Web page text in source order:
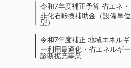
令和7年度補正予算 省エネ・
非化石転換補助金（設備単位
型）
令和7年度補正 地域エネルギ
ー利用最適化・省エネルギー
診断拡充事業